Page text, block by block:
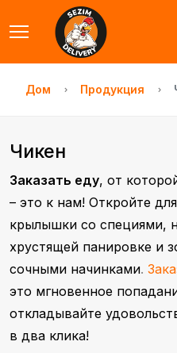
Дом Продукция
Чикен
Заказать еду, от
– это к нам! Откройте
крылышки со специями,
хрустящей панировке и
сочными начинками.
это мгновенное
откладывайте
в два клика!